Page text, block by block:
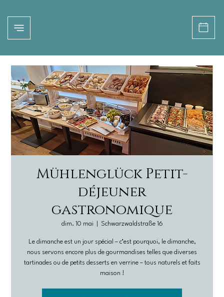
Mühlenglück Petit-
déjeuner
gastronomique
dim. 10 mai Schwarzwaldstraße 16
Le dimanche est un jour spécial – c’est pourquoi, le dimanche,
nous servons encore plus de gourmandises telles que diverses
tartinades ou de petits desserts en verrine – tous naturels et faits
maison !